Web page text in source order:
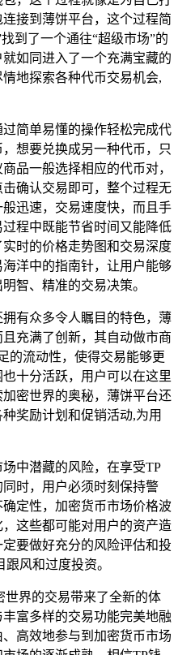
接到薄饼平台，这个过程简
到了一个通往“超级市场”的
如同进入了一个充满宝藏的
地探索各种代币交易机会,
简单易懂的操作轻松完成代
想要兑换成另一种代币，只
品一般选择相应的代币对，
确认交易即可，整个过程无
迅速，交易速度快，而且手
程中既能节省时间又能降低
时的价格走势图和交易深度
洋中的指南针，让用户能够
智、精准的交易决策。
有众多令人瞩目的特色，薄
充满了创新，其自动做市商
的流动性，使得交易能够更
十分活跃，用户可以在这里
密世界的奥秘，薄饼平台还
奖励计划和促销活动,为用
中潜藏的风险，在享受TP
时，用户必须时刻保持警
定性，加密货币市场价格波
这些都可能对用户的资产造
要做好充分的风险评估和投
风和过度投资。
世界的交易带来了全新的体
富多样的交易功能完美地融
高效地参与到加密货币市场